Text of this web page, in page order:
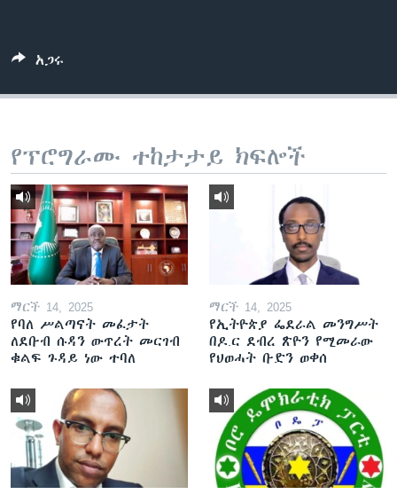
ቋንቋዎች
አጋሩ
የፕሮግራሙ ተከታታይ ክፍሎች
ማርች 14, 2025
የባለ ሥልጣናት መፈታት
ለደቡብ ሱዳን ውጥረት መርገብ
ቁልፍ ጉዳይ ነው ተባለ
ማርች 14, 2025
የኢትዮጵያ ፌደራል መንግሥት
በዶ.ር ደብረ ጽዮን የሚመራው
የህወሓት ቡድን ወቀሰ